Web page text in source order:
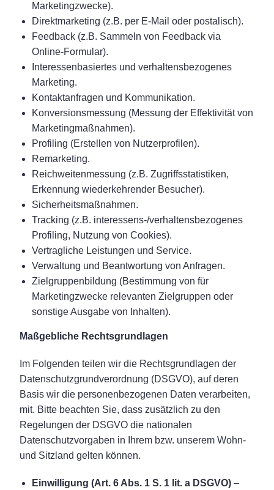
Marketingzwecke).
Direktmarketing (z.B. per E-Mail oder postalisch).
Feedback (z.B. Sammeln von Feedback via
Online-Formular).
Interessenbasiertes und verhaltensbezogenes
Marketing.
Kontaktanfragen und Kommunikation.
Konversionsmessung (Messung der Effektivität von
Marketingmaßnahmen).
Profiling (Erstellen von Nutzerprofilen).
Remarketing.
Reichweitenmessung (z.B. Zugriffsstatistiken,
Erkennung wiederkehrender Besucher).
Sicherheitsmaßnahmen.
Tracking (z.B. interessens-/verhaltensbezogenes
Profiling, Nutzung von Cookies).
Vertragliche Leistungen und Service.
Verwaltung und Beantwortung von Anfragen.
Zielgruppenbildung (Bestimmung von für
Marketingzwecke relevanten Zielgruppen oder
sonstige Ausgabe von Inhalten).
Maßgebliche Rechtsgrundlagen
Im Folgenden teilen wir die Rechtsgrundlagen der
Datenschutzgrundverordnung (DSGVO), auf deren
Basis wir die personenbezogenen Daten verarbeiten,
mit. Bitte beachten Sie, dass zusätzlich zu den
Regelungen der DSGVO die nationalen
Datenschutzvorgaben in Ihrem bzw. unserem Wohn-
und Sitzland gelten können.
Einwilligung (Art. 6 Abs. 1 S. 1 lit. a DSGVO) –